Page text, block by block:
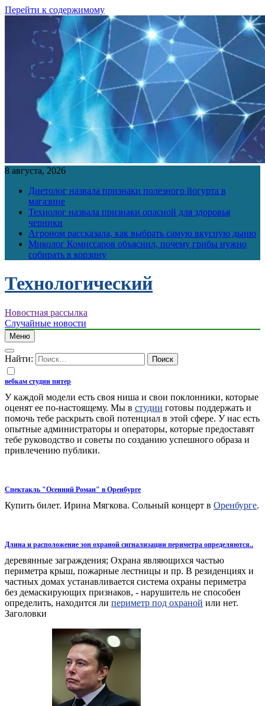
Перейти к содержимому
8 августа, 2026
Диетолог назвала признаки полезного йогурта в
магазине
Технолог назвала признаки опасной для здоровья
черники
Агроном рассказала, как выбрать самую вкусную дыню
Миколог Комиссаров объяснил, почему грибы нужно
собирать в корзину
Технологический
Новостная рассылка
Случайные новости
Меню
Найти:
вебкам студии питер
У каждой модели есть своя ниша и свои поклонники, которые
оценят ее по-настоящему. Мы в студии готовы поддержать и
помочь тебе раскрыть свой потенциал в этой сфере. У нас есть
опытные администраторы и операторы, которые предоставят
тебе руководство и советы по созданию успешного образа и
привлечению публики.
Спектакль "Осенний Роман" в Оренбурге
Купить билет. Ирина Мягкова. Сольный концерт в Оренбурге.
Длина и расположение зон охраной сигнализации периметра определяются..
деревянные заграждения; Охрана являющихся частью
периметра крыш, пожарные лестницы и пр. В резиденциях и
частных домах устанавливается система охраны периметра
без демаскирующих признаков, - нарушитель не способен
определить, находится ли периметр под охраной или нет.
Заголовки